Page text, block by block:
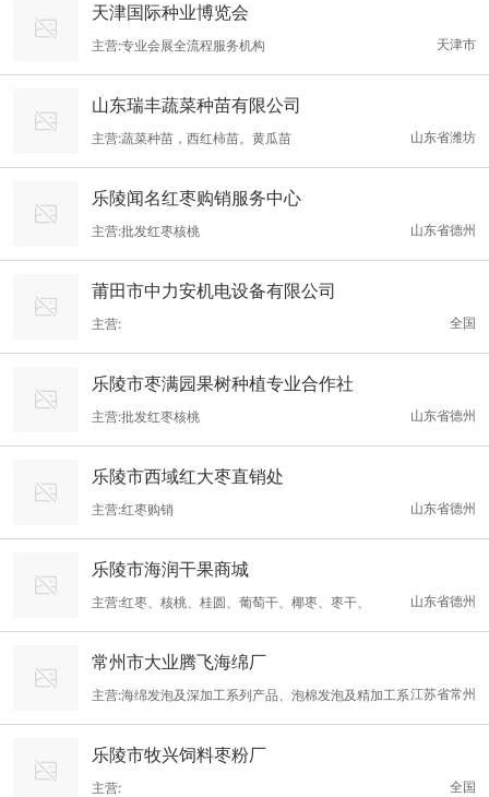
天津国际种业博览会
天津市
主营:专业会展全流程服务机构
山东瑞丰蔬菜种苗有限公司
山东省潍坊
主营:蔬菜种苗，西红柿苗。黄瓜苗
乐陵闻名红枣购销服务中心
山东省德州
主营:批发红枣核桃
莆田市中力安机电设备有限公司
全国
主营:
乐陵市枣满园果树种植专业合作社
山东省德州
主营:批发红枣核桃
乐陵市西域红大枣直销处
山东省德州
主营:红枣购销
乐陵市海润干果商城
山东省德州
主营:红枣、核桃、桂圆、葡萄干、椰枣、枣干、
常州市大业腾飞海绵厂
江苏省常州
主营:海绵发泡及深加工系列产品、泡棉发泡及精加工系
列产品，橡塑发泡及深加工系列产品
乐陵市牧兴饲料枣粉厂
全国
主营: